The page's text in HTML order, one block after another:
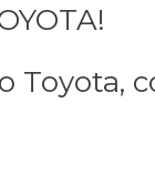
Toyota,